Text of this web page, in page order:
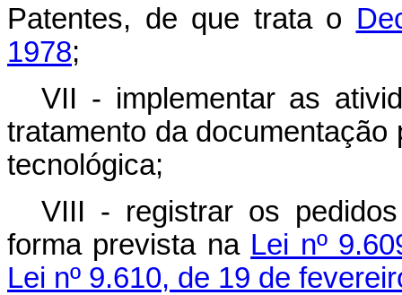
Patentes, de que trata o
1978;
VII - implementar as
tratamento da
tecnológica;
VIII - registrar os
forma prevista na Lei nº
Lei nº 9.610, de 19 de